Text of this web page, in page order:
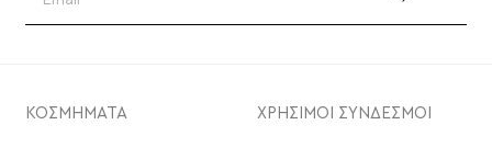
ΚΟΣΜΗΜΑΤΑ ΧΡΗΣΙΜΟΙ ΣΥΝΔΕΣΜΟΙ